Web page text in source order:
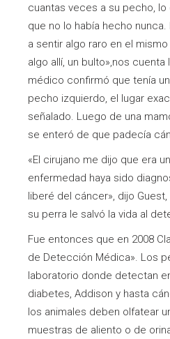
cuantas veces a su pecho, lo
que no lo había hecho
a sentir algo raro en el
algo allí, un bulto»,nos
médico confirmó que tenía
pecho izquierdo, el lugar
señalado. Luego de una
se enteró de que padecía
«El cirujano me dijo que era
enfermedad haya sido
liberé del cáncer», dijo
su perra le salvó la vida al
Fue entonces que en 2008
de Detección Médica». Los
laboratorio donde detectan
diabetes, Addison y hasta
los animales deben olfatear
muestras de aliento o de